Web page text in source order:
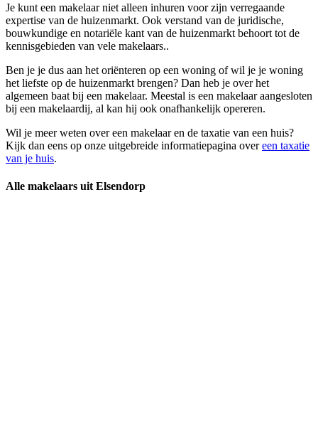
Je kunt een makelaar niet alleen inhuren voor zijn verregaande
expertise van de huizenmarkt. Ook verstand van de juridische,
bouwkundige en notariële kant van de huizenmarkt behoort tot de
kennisgebieden van vele makelaars..
Ben je je dus aan het oriënteren op een woning of wil je je woning
het liefste op de huizenmarkt brengen? Dan heb je over het
algemeen baat bij een makelaar. Meestal is een makelaar aangesloten
bij een makelaardij, al kan hij ook onafhankelijk opereren.
Wil je meer weten over een makelaar en de taxatie van een huis?
Kijk dan eens op onze uitgebreide informatiepagina overeen taxatie
van je huis.
Alle makelaars uit Elsendorp